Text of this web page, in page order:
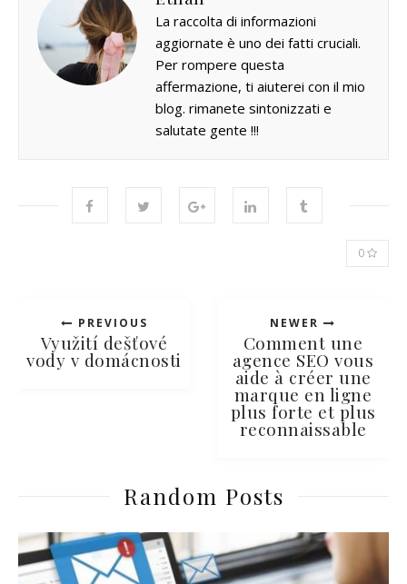
La raccolta di informazioni
aggiornate è uno dei fatti cruciali.
Per rompere questa
affermazione, ti aiuterei con il mio
blog. rimanete sintonizzati e
salutate gente !!!
0
PREVIOUS
Využití dešťové
vody v domácnosti
NEWER
Comment une
agence SEO vous
aide à créer une
marque en ligne
plus forte et plus
reconnaissable
Random Posts